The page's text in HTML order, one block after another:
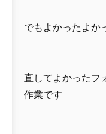
でもよかったよか
直してよかったフ
作業です